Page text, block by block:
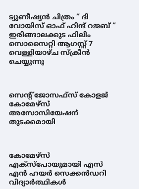
ട്യുണീഷ്യൻ ചിത്രം ” ദി
വോയിസ് ഓഫ് ഹിന്ദ് റജബ് ”
ഇരിങ്ങാലക്കുട ഫിലിം
സൊസൈറ്റി ആഗസ്റ്റ് 7
വെള്ളിയാഴ്ച സ്‌ക്രീൻ
ചെയ്യുന്നു
സെന്റ് ജോസഫ്സ് കോളജ്
കോമേഴ്‌സ്
അസോസിയേഷന്
തുടക്കമായി
കോമേഴ്സ്
എക്സ്പോയുമായി എസ്
എൻ ഹയർ സെക്കൻഡറി
വിദ്യാർത്ഥികൾ